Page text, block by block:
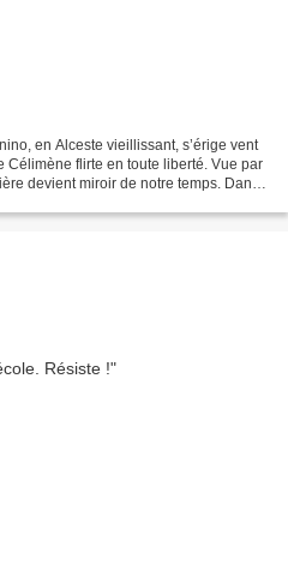
en Alceste vieillissant, s’érige vent
Célimène flirte en toute liberté. Vue par
devient miroir de notre temps. Dans